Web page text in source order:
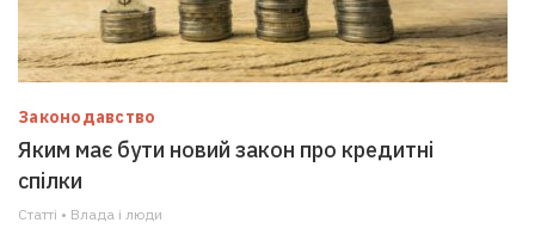
Законодавство
Яким має бути новий закон про кредитні
спілки
Статті • Влада i люди